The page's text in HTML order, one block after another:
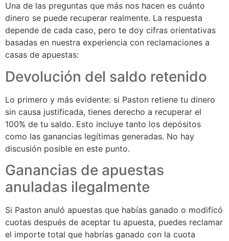
Una de las preguntas que más nos hacen es cuánto
dinero se puede recuperar realmente. La respuesta
depende de cada caso, pero te doy cifras orientativas
basadas en nuestra experiencia con reclamaciones a
casas de apuestas:
Devolución del saldo retenido
Lo primero y más evidente: si Paston retiene tu dinero
sin causa justificada, tienes derecho a recuperar el
100% de tu saldo. Esto incluye tanto los depósitos
como las ganancias legítimas generadas. No hay
discusión posible en este punto.
Ganancias de apuestas
anuladas ilegalmente
Si Paston anuló apuestas que habías ganado o modificó
cuotas después de aceptar tu apuesta, puedes reclamar
el importe total que habrías ganado con la cuota